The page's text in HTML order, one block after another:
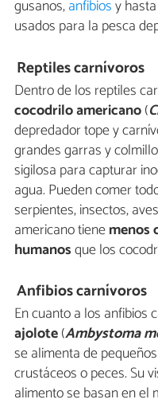
gusanos,anfibiosy
usados para la pesca
Reptiles carnívoros
Dentro de los reptiles
cocodrilo americano(
depredador tope y
grandes garras y
sigilosa para capturar
agua. Pueden comer
serpientes, insectos,
americano tienemenos
humanosque los
Anfibios carnívoros
En cuanto a los anfibios
ajolote(Ambystoma
se alimenta de
crustáceos o peces. Su
alimento se basan en el